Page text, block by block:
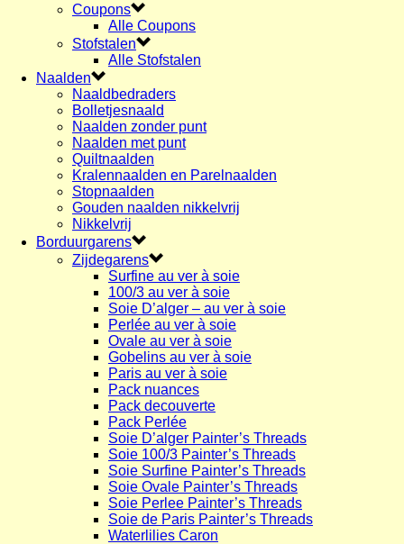
Coupons
Alle Coupons
Stofstalen
Alle Stofstalen
Naalden
Naaldbedraders
Bolletjesnaald
Naalden zonder punt
Naalden met punt
Quiltnaalden
Kralennaalden en Parelnaalden
Stopnaalden
Gouden naalden nikkelvrij
Nikkelvrij
Borduurgarens
Zijdegarens
Surfine au ver à soie
100/3 au ver à soie
Soie D’alger – au ver à soie
Perlée au ver à soie
Ovale au ver à soie
Gobelins au ver à soie
Paris au ver à soie
Pack nuances
Pack decouverte
Pack Perlée
Soie D’alger Painter’s Threads
Soie 100/3 Painter’s Threads
Soie Surfine Painter’s Threads
Soie Ovale Painter’s Threads
Soie Perlee Painter’s Threads
Soie de Paris Painter’s Threads
Waterlilies Caron